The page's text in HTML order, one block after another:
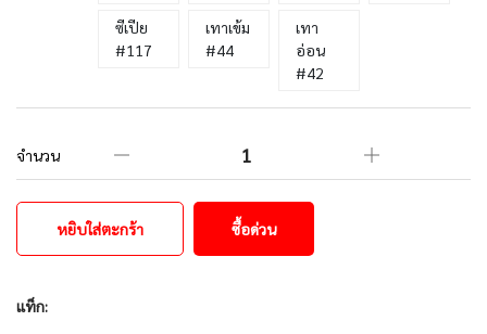
ซีเปีย
#117
เทาเข้ม
#44
เทา
อ่อน
#42
จำนวน
หยิบใส่ตะกร้า ซื้อด่วน
แท็ก: